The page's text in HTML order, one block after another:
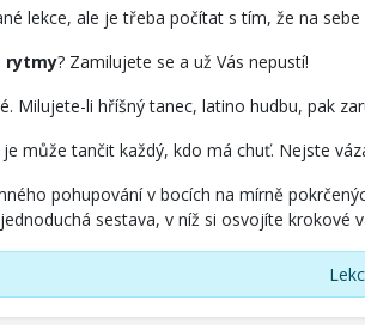
lekce, ale je třeba počítat s tím, že na sebe
rytmy? Zamilujete se a už Vás nepustí!
Milujete-li hříšný tanec, latino hudbu, pak
může tančit každý, kdo má chuť. Nejste
pohupování v bocích na mírně
sestava, v níž si osvojíte krokové